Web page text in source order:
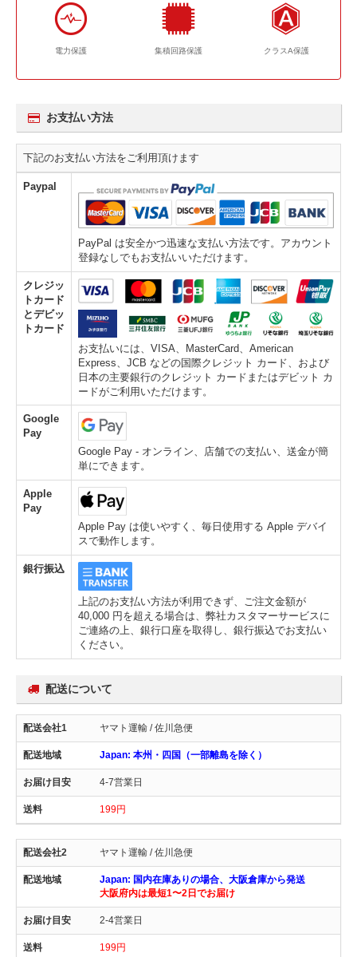
電力保護 集積回路保護 クラスA保護
お支払い方法
下記のお支払い方法をご利用頂けます
Paypal
PayPal は安全かつ迅速な支払い方法です。アカウント
登録なしでもお支払いいただけます。
クレジッ
トカード
とデビッ
トカード
お支払いには、VISA、MasterCard、American
Express、JCB などの国際クレジット カード、および
日本の主要銀行のクレジット カードまたはデビット カ
ードがご利用いただけます。
Google
Pay
Google Pay - オンライン、店舗での支払い、送金が簡
単にできます。
Apple
Pay
Apple Pay は使いやすく、毎日使用する Apple デバイ
スで動作します。
銀行振込
上記のお支払い方法が利用できず、ご注文金額が
40,000 円を超える場合は、弊社カスタマーサービスに
ご連絡の上、銀行口座を取得し、銀行振込でお支払い
ください。
配送について
ヤマト運輸 / 佐川急便
Japan: 本州・四国（一部離島を除く）
4-7営業日
199円
ヤマト運輸 / 佐川急便
Japan: 国内在庫ありの場合、大阪倉庫から発送
大阪府内は最短1〜2日でお届け
2-4営業日
199円